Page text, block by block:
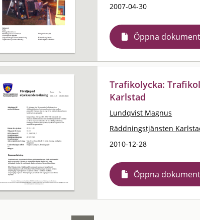
2007-04-30
Öppna dokument
Trafikolycka:
Karlstad
Lundqvist Magnus
Räddningstjänsten
2010-12-28
Öppna dokument